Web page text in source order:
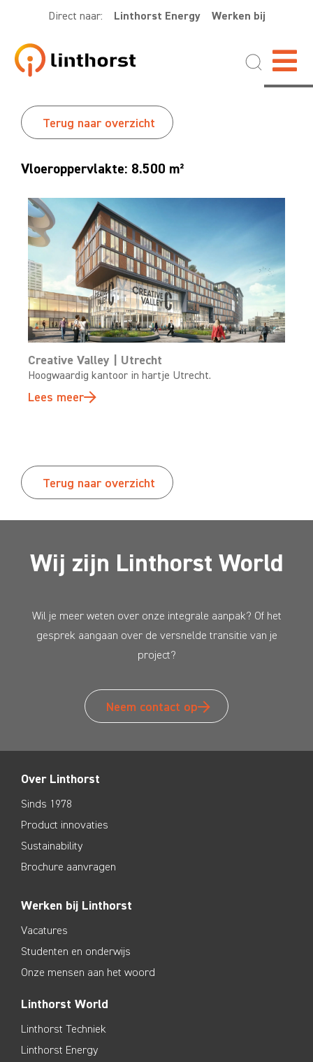
Direct naar: Linthorst Energy Werken bij
Terug naar overzicht
Vloeroppervlakte: 8.500 m²
Creative Valley | Utrecht
Hoogwaardig kantoor in hartje Utrecht.
Lees meer
Terug naar overzicht
Wij zijn Linthorst World
Wil je meer weten over onze integrale aanpak? Of het
gesprek aangaan over de versnelde transitie van je
project?
Neem contact op
Over Linthorst
Sinds 1978
Product innovaties
Sustainability
Brochure aanvragen
Werken bij Linthorst
Vacatures
Studenten en onderwijs
Onze mensen aan het woord
Linthorst World
Linthorst Techniek
Linthorst Energy